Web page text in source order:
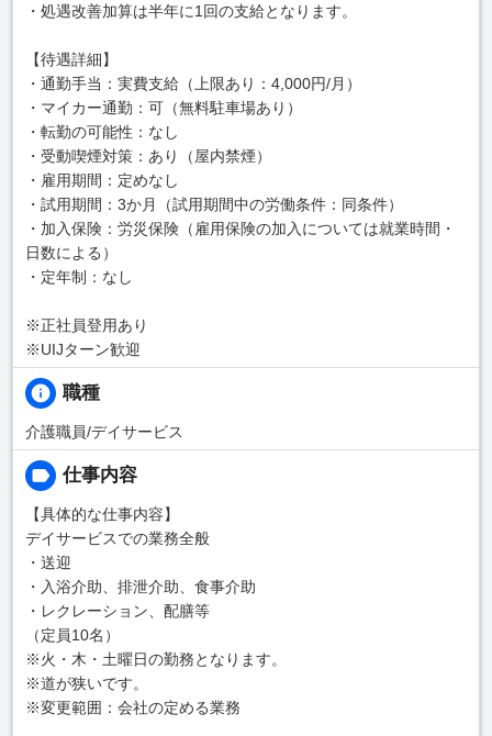
・処遇改善加算は半年に1回の支給となります。
【待遇詳細】
・通勤手当：実費支給（上限あり：4,000円/月）
・マイカー通勤：可（無料駐車場あり）
・転勤の可能性：なし
・受動喫煙対策：あり（屋内禁煙）
・雇用期間：定めなし
・試用期間：3か月（試用期間中の労働条件：同条件）
・加入保険：労災保険（雇用保険の加入については就業時間・
日数による）
・定年制：なし
※正社員登用あり
※UIJターン歓迎
職種
介護職員/デイサービス
仕事内容
【具体的な仕事内容】
デイサービスでの業務全般
・送迎
・入浴介助、排泄介助、食事介助
・レクレーション、配膳等
（定員10名）
※火・木・土曜日の勤務となります。
※道が狭いです。
※変更範囲：会社の定める業務